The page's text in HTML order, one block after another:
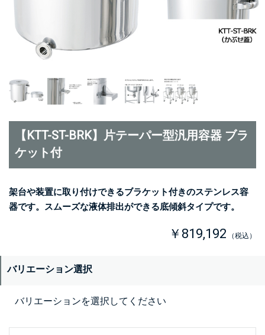
【KTT-ST-BRK】片テーパー型汎用容器 ブラ
ケット付
架台や装置に取り付けできるブラケット付きのステンレス容
器です。スムーズな液体排出ができる底傾斜タイプです。
￥819,192 （税込）
バリエーション選択
バリエーションを選択してください